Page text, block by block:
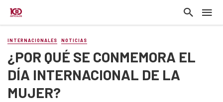
INTERNACIONALES NOTICIAS
¿POR QUÉ SE CONMEMORA EL
DÍA INTERNACIONAL DE LA
MUJER?